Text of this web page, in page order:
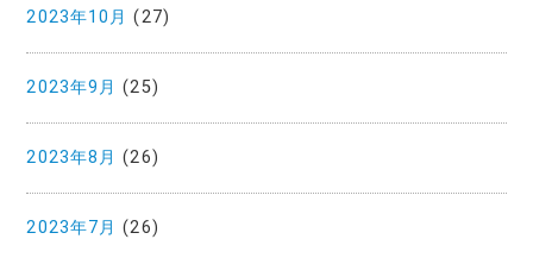
2023年10月 (27)
2023年9月 (25)
2023年8月 (26)
2023年7月 (26)